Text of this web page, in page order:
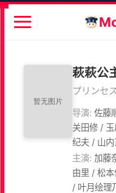
萩萩公
プリンセ
导演: 佐藤
关田修 /
纪夫 / 山内
主演: 加藤
由里 / 松
/ 叶月绘理